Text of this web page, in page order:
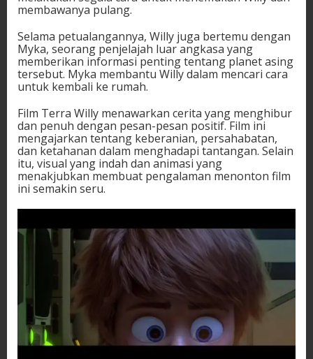
membawanya pulang.
Selama petualangannya, Willy juga bertemu dengan
Myka, seorang penjelajah luar angkasa yang
memberikan informasi penting tentang planet asing
tersebut. Myka membantu Willy dalam mencari cara
untuk kembali ke rumah.
Film Terra Willy menawarkan cerita yang menghibur
dan penuh dengan pesan-pesan positif. Film ini
mengajarkan tentang keberanian, persahabatan,
dan ketahanan dalam menghadapi tantangan. Selain
itu, visual yang indah dan animasi yang
menakjubkan membuat pengalaman menonton film
ini semakin seru.